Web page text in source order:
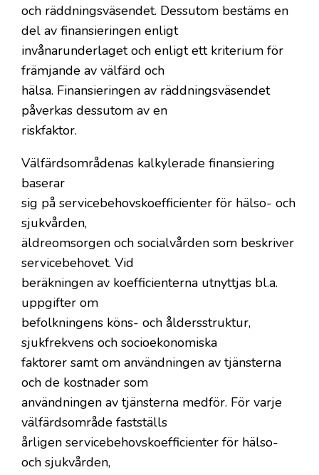
och räddningsväsendet. Dessutom bestäms en
del av finansieringen enligt
invånarunderlaget och enligt ett kriterium för
främjande av välfärd och
hälsa. Finansieringen av räddningsväsendet
påverkas dessutom av en
riskfaktor.
Välfärdsområdenas kalkylerade finansiering
baserar
sig på servicebehovskoefficienter för hälso- och
sjukvården,
äldreomsorgen och socialvården som beskriver
servicebehovet. Vid
beräkningen av koefficienterna utnyttjas bl.a.
uppgifter om
befolkningens köns- och åldersstruktur,
sjukfrekvens och socioekonomiska
faktorer samt om användningen av tjänsterna
och de kostnader som
användningen av tjänsterna medför. För varje
välfärdsområde fastställs
årligen servicebehovskoefficienter för hälso-
och sjukvården,